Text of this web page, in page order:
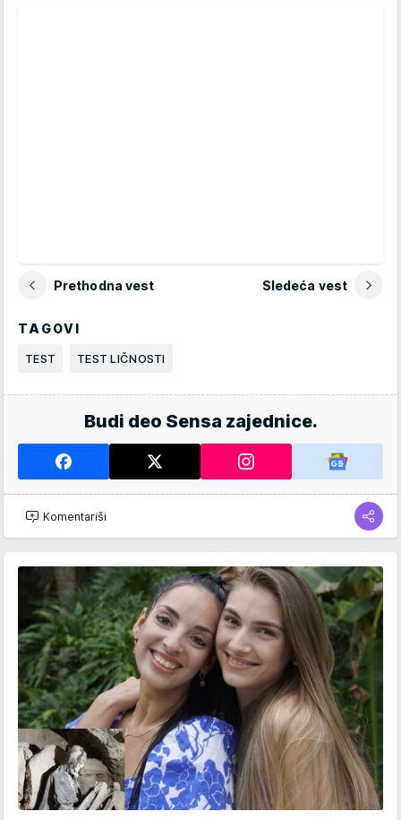
Prethodna vest Sledeća vest
TAGOVI
TEST TEST LIČNOSTI
Budi deo Sensa zajednice.
Komentariši